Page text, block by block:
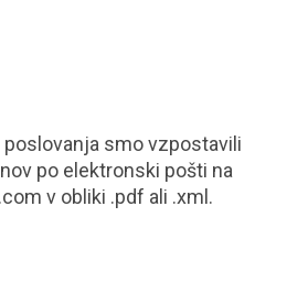
smo vzpostavili
po elektronski pošti na
v obliki .pdf ali .xml.